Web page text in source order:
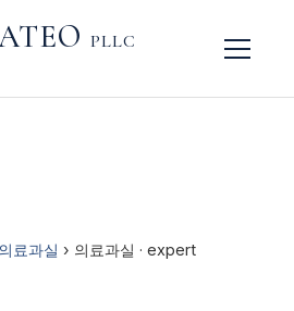
PLLC
의료과실 › 의료과실 · expert